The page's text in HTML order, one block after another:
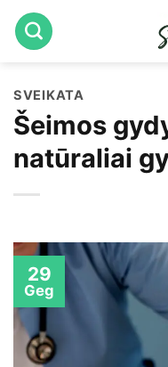
Skip
to
SVEIKATA
Šeimos
natūraliai
29
Geg